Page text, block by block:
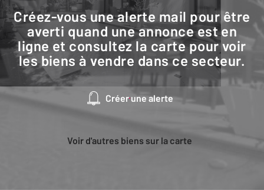
Créez-vous une alerte mail pour être
averti quand une annonce est en
ligne et consultez la carte pour voir
les biens à vendre dans ce secteur.
Créer une alerte
Voir d'autres biens sur la carte